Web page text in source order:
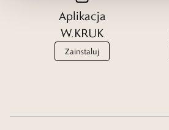
Aplikacja
W.KRUK
Zainstaluj